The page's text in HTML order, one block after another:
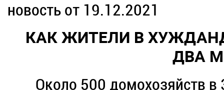
новость от 19.12.2021
КАК ЖИТЕЛИ В
ДВА
Около 500 домохозяйств